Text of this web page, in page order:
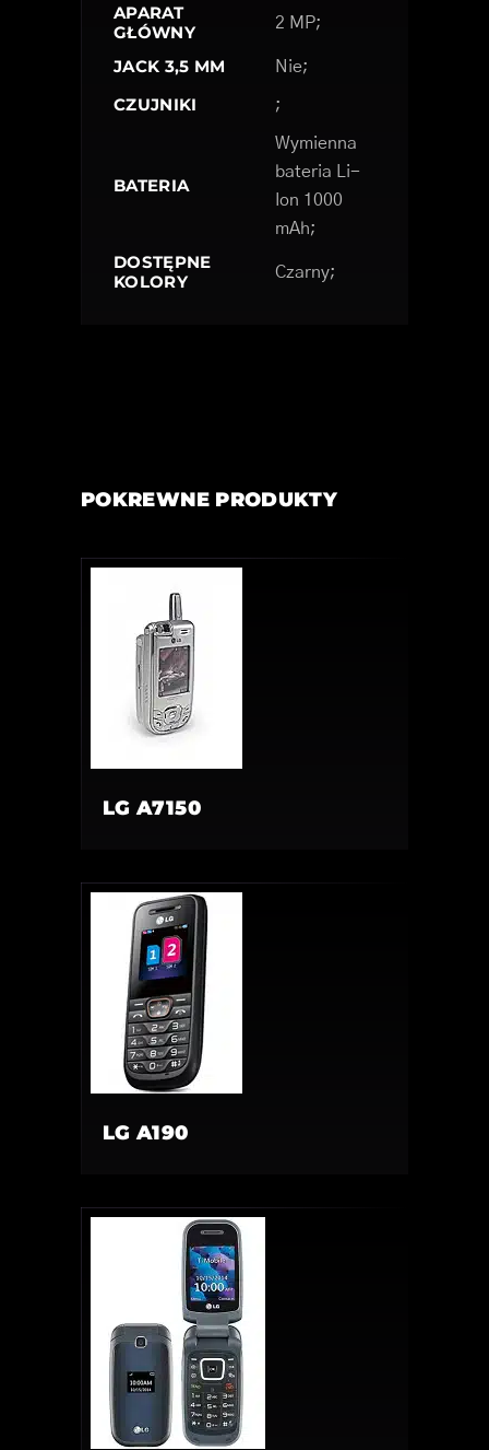
APARAT
GŁÓWNY
2 MP;
JACK 3,5 MM Nie;
CZUJNIKI ;
BATERIA
Wymienna
bateria Li-
Ion 1000
mAh;
DOSTĘPNE
KOLORY
Czarny;
POKREWNE PRODUKTY
LG A7150
LG A190